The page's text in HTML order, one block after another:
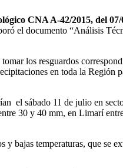
CNA A-42/2015, del
el documento “Análisis
los resguardos
en toda la
el sábado 11 de julio en
30 y 40 mm, en Limarí
bajas temperaturas, que se